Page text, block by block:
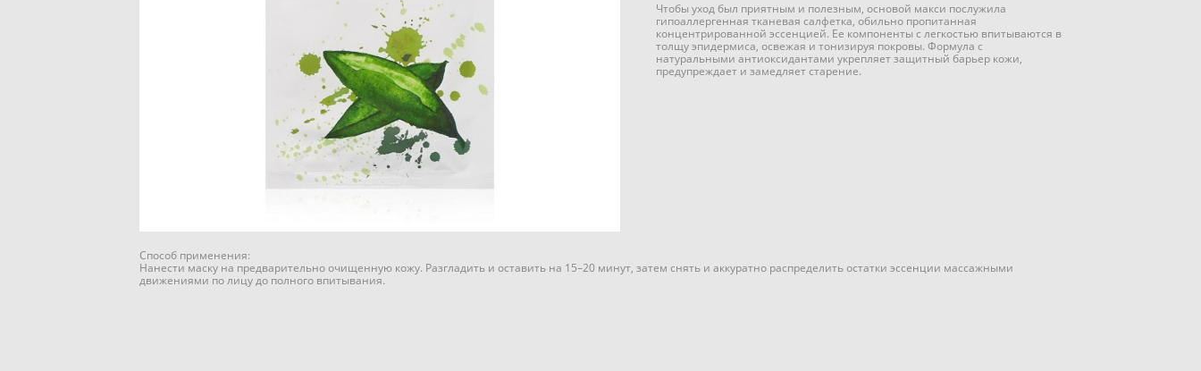
Чтобы уход был приятным и полезным, основой макси послужила
гипоаллергенная тканевая салфетка, обильно пропитанная
концентрированной эссенцией. Ее компоненты с легкостью впитываются в
толщу эпидермиса, освежая и тонизируя покровы. Формула с
натуральными антиоксидантами укрепляет защитный барьер кожи,
предупреждает и замедляет старение.
Способ применения:
Нанести маску на предварительно очищенную кожу. Разгладить и оставить на 15–20 минут, затем снять и аккуратно распределить остатки эссенции массажными
движениями по лицу до полного впитывания.